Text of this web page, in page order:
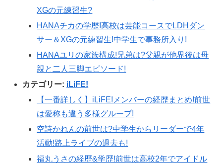
XGの元練習生?
HANAチカの学歴!高校は芸能コースでLDHダン
サー＆XGの元練習生!中学生で事務所入り!
HANAユリの家族構成!兄弟は?父親が他界後は母
親と二人三脚エピソード!
カテゴリー: iLiFE!
【一番詳しく】iLiFE!メンバーの経歴まとめ!前世
は愛称も違う多様グループ!
空詩かれんの前世は?中学生からリーダーで4年
活動!路上ライブの過去も!
福丸うさの経歴&学歴!前世は高校2年でアイドル